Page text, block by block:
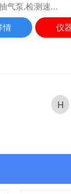
气泵,检测速...
情
仪
H